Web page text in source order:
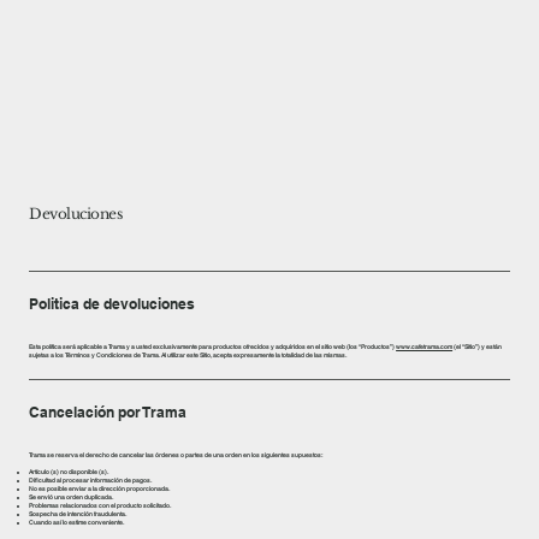
Devoluciones
Politica de devoluciones
Esta política será aplicable a Trama y a usted exclusivamente para productos ofrecidos y adquiridos en el sitio web (los “Productos”)www.cafetrama.com(el “Sitio”) y están
sujetas a los Términos y Condiciones de Trama. Al utilizar este Sitio, acepta expresamente la totalidad de las mismas.
Cancelación por Trama
Trama se reserva el derecho de cancelar las órdenes o partes de una orden en los siguientes supuestos:
Artículo (s) no disponible (s).
Dificultad al procesar información de pagos.
No es posible enviar a la dirección proporcionada.
Se envió una orden duplicada.
Problemas relacionados con el producto solicitado.
Sospecha de intención fraudulenta.
Cuando así lo estime conveniente.